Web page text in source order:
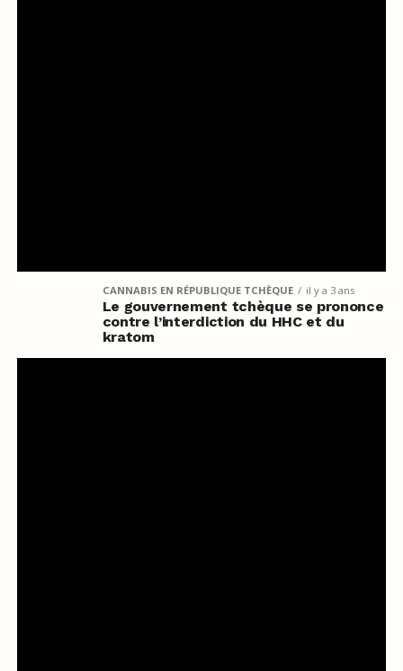
CANNABIS EN RÉPUBLIQUE TCHÈQUE il y a 3 ans
Le gouvernement tchèque se prononce
contre l’interdiction du HHC et du
kratom